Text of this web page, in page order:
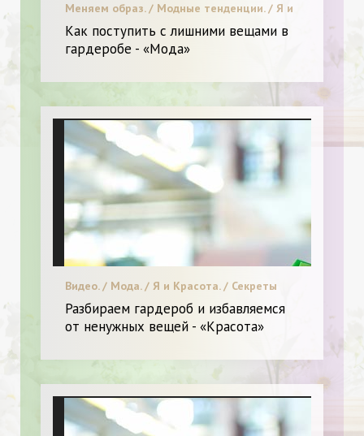
Меняем образ. / Модные тенденции. / Я и
Мода.
Как поступить с лишними вещами в
гардеробе - «Мода»
Видео. / Мода. / Я и Красота. / Секреты
красоты.
Разбираем гардероб и избавляемся
от ненужных вещей - «Красота»